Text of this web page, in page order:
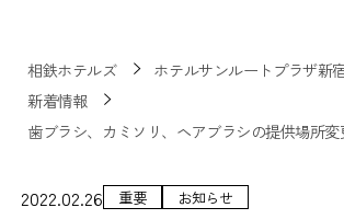
相鉄ホテルズ
ホテルサンルートプラザ新
新着情報
歯ブラシ、カミソリ、ヘアブラシの提供場所変
2022.02.26 重要 お知らせ